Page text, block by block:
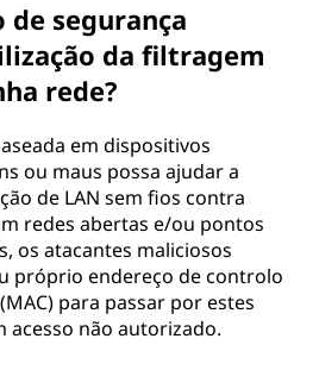
de segurança
da filtragem
rede?
em dispositivos
ou maus possa ajudar a
de LAN sem fios contra
redes abertas e/ou pontos
os atacantes maliciosos
próprio endereço de controlo
para passar por estes
não autorizado.